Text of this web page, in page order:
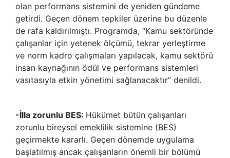
olan performans sistemini de yeniden gündeme
getirdi. Geçen dönem tepkiler üzerine bu düzenle
de rafa kaldırılmıştı. Programda, “Kamu sektöründe
çalışanlar için yetenek ölçümü, tekrar yerleştirme
ve norm kadro çalışmaları yapılacak, kamu sektörü
insan kaynağının ödül ve performans sistemleri
vasıtasıyla etkin yönetimi sağlanacaktır” denildi.
-İlla zorunlu BES: Hükümet bütün çalışanları
zorunlu bireysel emeklilik sistemine (BES)
geçirmekte kararlı. Geçen dönemde uygulama
başlatılmış ancak çalışanların önemli bir bölümü